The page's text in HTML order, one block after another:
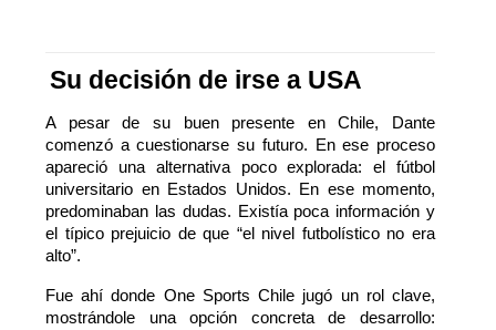
Su decisión de irse a USA
A pesar de su buen presente en Chile, Dante
comenzó a cuestionarse su futuro. En ese proceso
apareció una alternativa poco explorada: el fútbol
universitario en Estados Unidos. En ese momento,
predominaban las dudas. Existía poca información y
el típico prejuicio de que “el nivel futbolístico no era
alto”.
Fue ahí donde One Sports Chile jugó un rol clave,
mostrándole una opción concreta de desarrollo: